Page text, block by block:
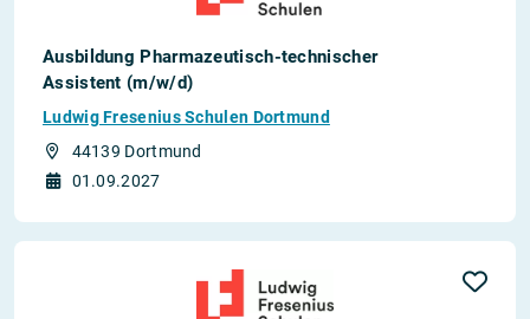
Ausbildung Pharmazeutisch-technischer
Assistent (m/w/d)
Ludwig Fresenius Schulen Dortmund
44139 Dortmund
01.09.2027